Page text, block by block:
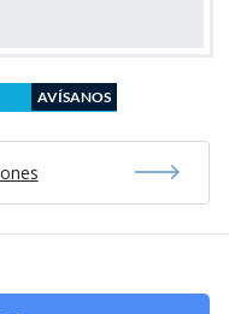
AVÍSANOS